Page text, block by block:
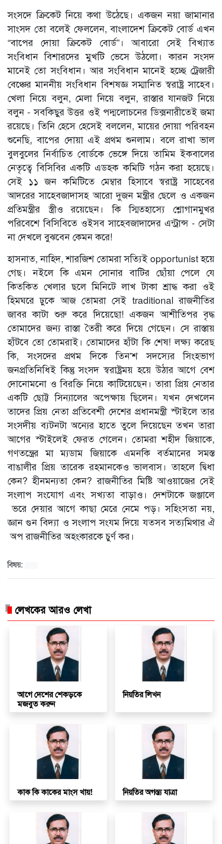
সংসদে ক্রিকেট নিয়ে কথা উঠেছে। একজন নয়া জামানার
সাংসদ তো বলেই ফেললেন, বাংলাদেশ ক্রিকেট বোর্ড এখন
“বাপের দোয়া ক্রিকেট বোর্ড”। আবারো সেই বিখ্যাত
সংবিধান বিশারদের মুখটি ভেসে উঠলো। কারন সংসদ
মানেই তো সংবিধান। আর সংবিধান মানেই হচ্ছে ট্রেজারী
বেঞ্চের মাননীয় সংবিধান বিশষজ্ঞ সম্মানিত স্বরাষ্ট্র সাহেব।
খেলা নিয়ে বলুন, মেলা নিয়ে বলুন, রাস্তার যানজট নিয়ে
বলুন - সবকিছুর উত্তর ওই পদ্মলোচনের ডিক্সনারীতেই জমা
রয়েছে। তিনি হেসে হেসেই বললেন, মায়ের দোয়া পরিবহন
শুনেছি, বাপের দোয়া এই প্রথম শুনলাম। বলে রাখা ভাল
বুলবুলের নির্বাচিত বোর্ডকে ভেঙ্গে দিয়ে তামিম ইকবালের
নেতৃত্বে বিসিবির একটি এডহক কমিটি গঠন করা হয়েছে।
সেই ১১ জন কমিটিতে মেম্বার হিসাবে স্বরাষ্ট্র সাহেবের
আদরের সাহেবজাদাসহ আরো দুজন মন্ত্রীর ছেলে ও একজন
প্রতিমন্ত্রীর স্ত্রীও রয়েছেন। কি স্মিতহাস্যে শ্লোগানমুখর
পরিবেশে বিসিবিতে ওইসব সাহেবজাদাদের এন্ট্রান্স - সেটা
না দেখলে বুঝবেন কেমন করে!
হাসনাত, নাহিদ, শারজিশ তোমরা সত্যিই opportunist হয়ে
গেছ। নইলে কি এমন সোনার বাটির ছোঁয়া পেলে যে
কিতকিত খেলার ছলে মিনিটে লাখ টাকা শ্রাদ্ধ করা ওই
হিমঘরে ঢুকে আজ তোমরা সেই traditional রাজনীতির
জাবর কাটা শুরু করে দিয়েছো! একজন আশীতিপর বৃদ্ধ
তোমাদের জন্য রাস্তা তৈরী করে দিয়ে গেছেন। সে রাস্তায়
হাঁটবে তো তোমরাই। তোমাদের হাঁটা কি শেষ! লক্ষ্য করেছ
কি, সংসদের প্রথম দিকে তিন'শ সদস্যের সিংহভাগ
জনপ্রতিনিধিই কিন্তু সংসদ স্বরাষ্ট্রময় হয়ে উঠার আগে বেশ
দোনোমনো ও বিরক্তি নিয়ে কাটিয়েছেন। তারা প্রিয় নেতার
একটি ছোট্ট সিন্যালের অপেক্ষায় ছিলেন। যখন দেখলেন
তাদের প্রিয় নেতা প্রতিবেশী দেশের প্রধানমন্ত্রী স্টাইলে তার
সংসদীয় ব্যটনটা অন্যের হাতে তুলে দিয়েছেন তখন তারা
আগের স্টাইলেই ফেরত গেলেন। তোমরা শহীদ জিয়াকে,
গণতন্ত্রের মা ম্যডাম জিয়াকে এমনকি বর্তমানের সমস্ত
বাঙালীর প্রিয় তারেক রহমানকেও ভালবাস। তাহলে দ্বিধা
কেন? হীনমন্যতা কেন? রাজনীতির মিষ্টি আওয়াজের সেই
সংলাপ সংযোগ এবং সখ্যতা বাড়াও। দেশটাকে জঞ্জালে
ভরে দেয়ার আগে কাছা মেরে নেমে পড়। সহিংসতা নয়,
জ্ঞান গুন বিদ্যা ও সংলাপ সংযম দিয়ে যতসব সত্যমিথার ঐ
অপ রাজনীতির অহংকারকে চুর্ণ কর।
বিষয়:
লেখকের আরও লেখা
আগে দেশের শেকড়কে
মজবুত করুন
নিয়তির লিখন
কাক কি কাকের মাংস খায়! নিয়তির অগস্ত্য যাত্রা